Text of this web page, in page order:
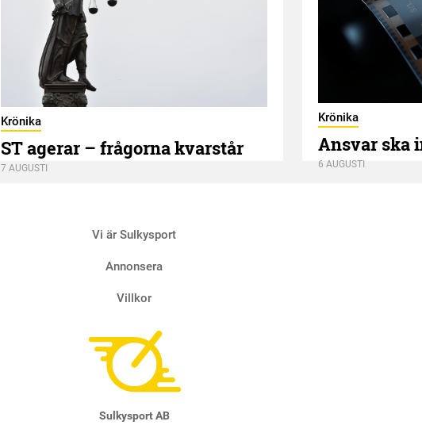
Krönika
ST agerar – frågorna kvarstår
7 AUGUSTI
Krönika
Ansvar ska
6 AUGUSTI
Vi är Sulkysport
Annonsera
Villkor
Sulkysport AB